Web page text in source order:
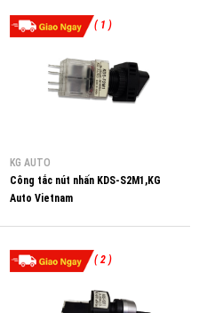
( 1 )
KG AUTO
Công tắc nút nhấn KDS-S2M1,KG
Auto Vietnam
( 2 )